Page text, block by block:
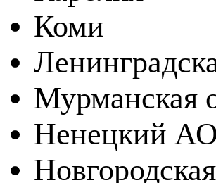
Коми
Мурманская
Ненецкий АО